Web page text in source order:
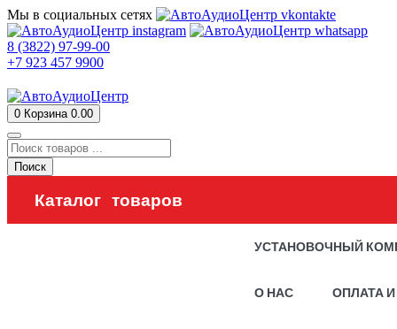
Мы в социальных сетях
8 (3822) 97-99-00
+7 923 457 9900
0 Корзина 0.00
Поиск
Каталог товаров
УСТАНОВОЧНЫЙ
О НАС ОПЛАТА